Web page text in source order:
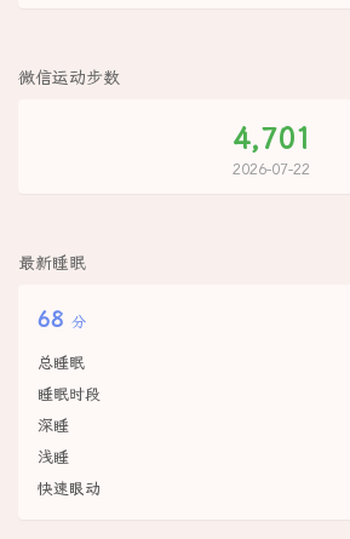
微信运动步数
4,701
2026-07-22
最新睡眠
68 分
总睡眠
睡眠时段
深睡
浅睡
快速眼动